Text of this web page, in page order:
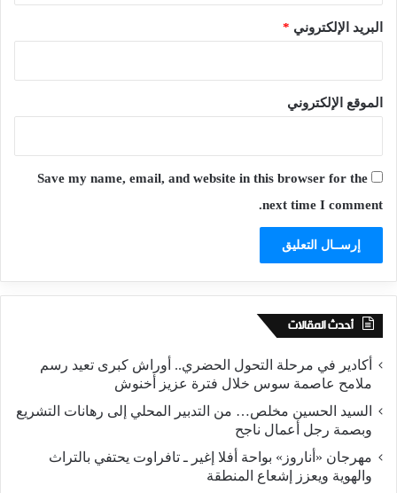
البريد الإلكتروني *
الموقع الإلكتروني
Save my name, email, and website in this browser for the
next time I comment.
أحدث المقالات
أكادير في مرحلة التحول الحضري.. أوراش كبرى تعيد رسم
ملامح عاصمة سوس خلال فترة عزيز أخنوش
السيد الحسين مخلص… من التدبير المحلي إلى رهانات التشريع
وبصمة رجل أعمال ناجح
مهرجان «أناروز» بواحة أفلا إغير ـ تافراوت يحتفي بالتراث
والهوية ويعزز إشعاع المنطقة